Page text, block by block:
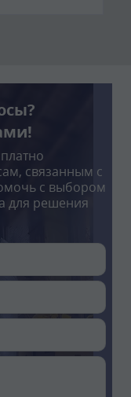
связанным с
с выбором
для решения